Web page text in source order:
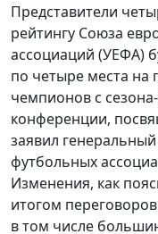
Представители
рейтингу Союза
ассоциаций (УЕФА)
по четыре места на
чемпионов с
конференции,
заявил
футбольных
Изменения, как
итогом
в том числе